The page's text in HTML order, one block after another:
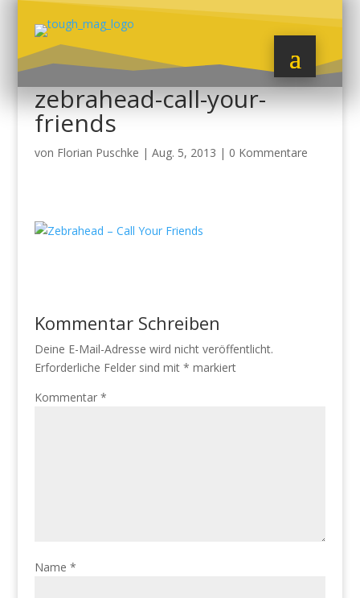
zebrahead-call-your-
friends
von Florian Puschke | Aug. 5, 2013 | 0 Kommentare
Kommentar Schreiben
Deine E-Mail-Adresse wird nicht veröffentlicht.
Erforderliche Felder sind mit * markiert
Kommentar *
Name *